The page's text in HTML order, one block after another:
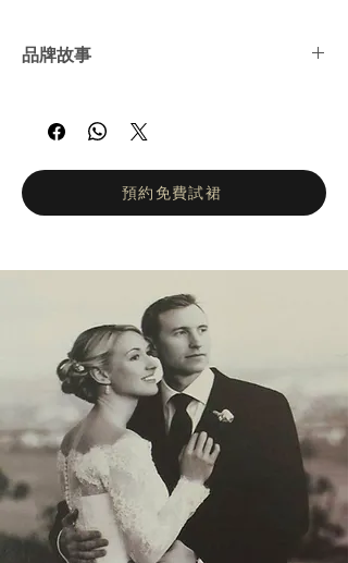
品牌故事
俄羅斯婚紗女王。自2002年以來，娜塔莉亞羅
曼諾娃的工作室一直致力於打造輕盈飄逸、凸
禮當天專注於拍攝婚紗照和享受眾人的讚美目
光，而不是忙於換裝。
預約免費試裙